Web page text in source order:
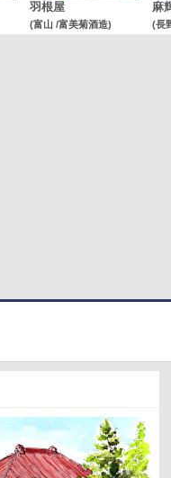
羽根屋
(富山 /富美菊酒造)
麻
(長